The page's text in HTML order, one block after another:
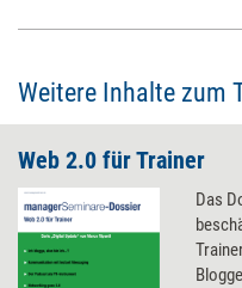
Weitere Inhalte zum
Web 2.0 für Trainer
Das